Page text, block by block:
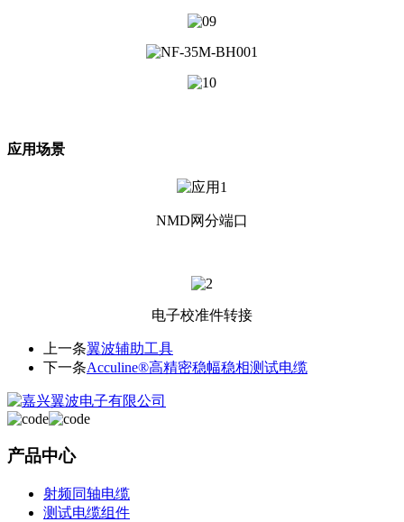
应用场景
NMD网分端口
电子校准件转接
上一条翼波辅助工具
下一条Acculine®高精密稳幅稳相测试电缆
产品中心
射频同轴电缆
测试电缆组件